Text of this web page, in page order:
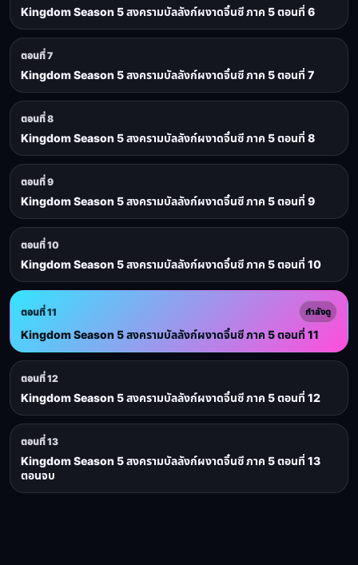
Kingdom Season 5 สงครามบัลลังก์ผงาดจิ๋นซี ภาค 5 ตอนที่ 6
ตอนที่ 7
Kingdom Season 5 สงครามบัลลังก์ผงาดจิ๋นซี ภาค 5 ตอนที่ 7
ตอนที่ 8
Kingdom Season 5 สงครามบัลลังก์ผงาดจิ๋นซี ภาค 5 ตอนที่ 8
ตอนที่ 9
Kingdom Season 5 สงครามบัลลังก์ผงาดจิ๋นซี ภาค 5 ตอนที่ 9
ตอนที่ 10
Kingdom Season 5 สงครามบัลลังก์ผงาดจิ๋นซี ภาค 5 ตอนที่ 10
ตอนที่ 11 กำลังดู
Kingdom Season 5 สงครามบัลลังก์ผงาดจิ๋นซี ภาค 5 ตอนที่ 11
ตอนที่ 12
Kingdom Season 5 สงครามบัลลังก์ผงาดจิ๋นซี ภาค 5 ตอนที่ 12
ตอนที่ 13
Kingdom Season 5 สงครามบัลลังก์ผงาดจิ๋นซี ภาค 5 ตอนที่ 13
ตอนจบ